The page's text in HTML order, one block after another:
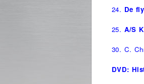
24. De
25. A/S
30. C.
DVD: